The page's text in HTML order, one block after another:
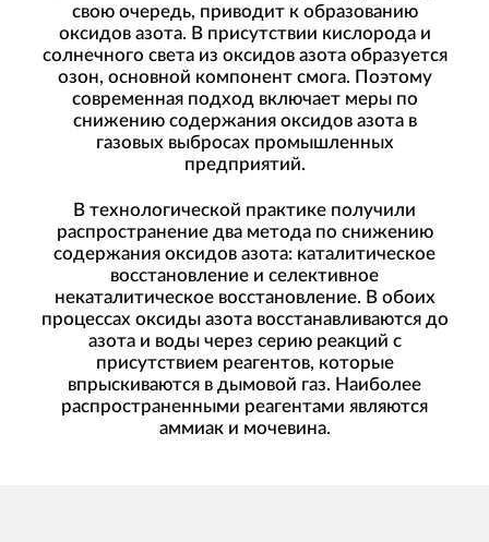
свою очередь, приводит к образованию
оксидов азота. В присутствии кислорода и
солнечного света из оксидов азота образуется
озон, основной компонент смога. Поэтому
современная подход включает меры по
снижению содержания оксидов азота в
газовых выбросах промышленных
предприятий.
В технологической практике получили
распространение два метода по снижению
содержания оксидов азота: каталитическое
восстановление и селективное
некаталитическое восстановление. В обоих
процессах оксиды азота восстанавливаются до
азота и воды через серию реакций с
присутствием реагентов, которые
впрыскиваются в дымовой газ. Наиболее
распространенными реагентами являются
аммиак и мочевина.